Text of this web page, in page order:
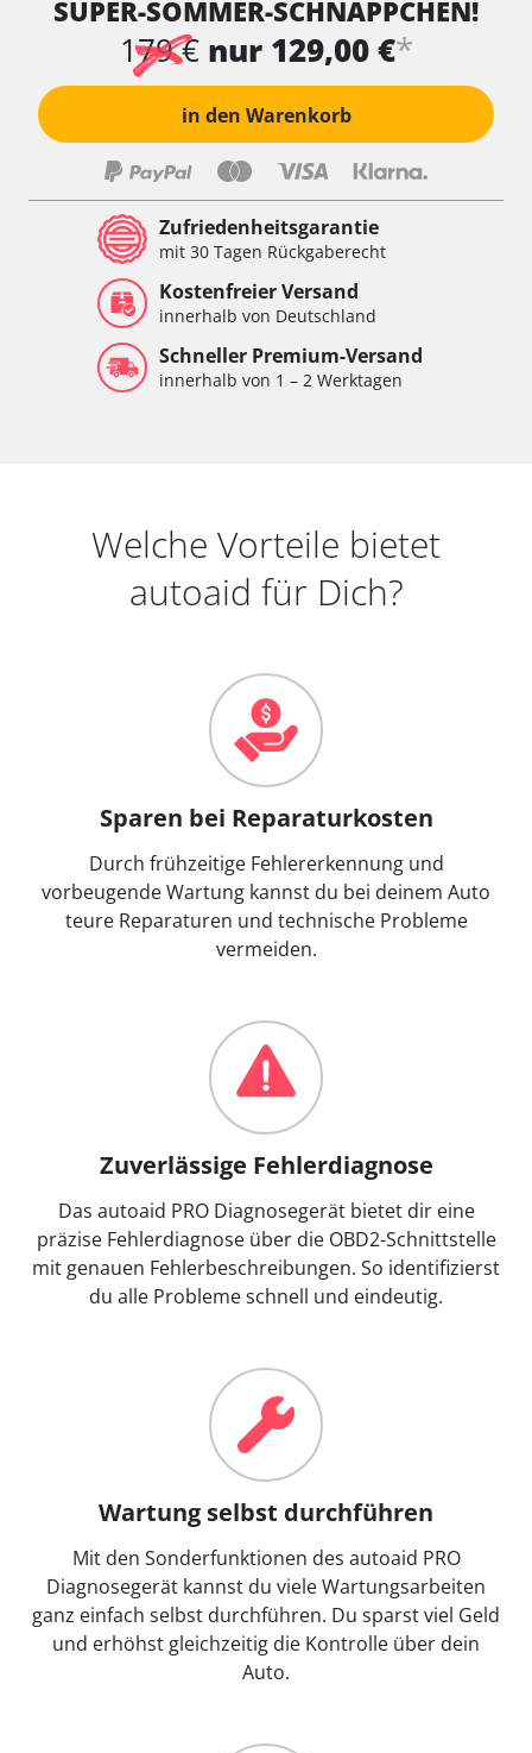
Wischersteuerung
Xenon links
Xenon rechts
Zentrale Bedieneinheit
Zentralelektronik
Zentralelektronik hinten
Zentralelektronik vorne
Zentralelektronik vorne Beifahrer
Zentralelektronik vorne Fahrer
Verfügbarkeit abhängig von Modell, Motorisierung, Ausstattung
und Konfiguration
SUPER-SOMMER-SCHNÄPPCHEN!
179 € nur 129,00 €*
in den Warenkorb
Zufriedenheitsgarantie
mit 30 Tagen Rückgaberecht
Kostenfreier Versand
innerhalb von Deutschland
Schneller Premium-Versand
innerhalb von 1 – 2 Werktagen
Welche Vorteile bietet
autoaid für Dich?
Sparen bei Reparaturkosten
Durch frühzeitige Fehlererkennung und
vorbeugende Wartung kannst du bei deinem Auto
teure Reparaturen und technische Probleme
vermeiden.
Zuverlässige Fehlerdiagnose
Das autoaid PRO Diagnosegerät bietet dir eine
präzise Fehlerdiagnose über die OBD2-Schnittstelle
mit genauen Fehlerbeschreibungen. So identifizierst
du alle Probleme schnell und eindeutig.
Wartung selbst durchführen
Mit den Sonderfunktionen des autoaid PRO
Diagnosegerät kannst du viele Wartungsarbeiten
ganz einfach selbst durchführen. Du sparst viel Geld
und erhöhst gleichzeitig die Kontrolle über dein
Auto.